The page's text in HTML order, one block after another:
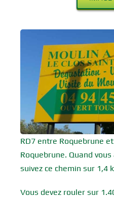
RD7 entre Roquebrune
Roquebrune. Quand
suivez ce chemin sur 1,4
Vous devez rouler sur